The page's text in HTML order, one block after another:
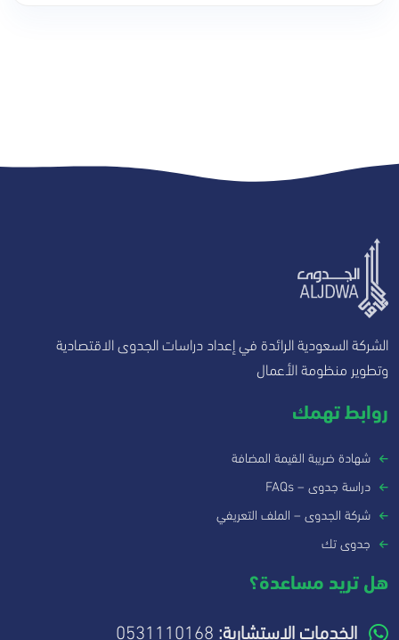
الشركة السعودية الرائدة في إعداد دراسات الجدوى الاقتصادية
وتطوير منظومة الأعمال
روابط تهمك
شهادة ضريبة القيمة المضافة
دراسة جدوى – FAQs
شركة الجدوى – الملف التعريفي
جدوى تك
هل تريد مساعدة؟
الخدمات الاستشارية: